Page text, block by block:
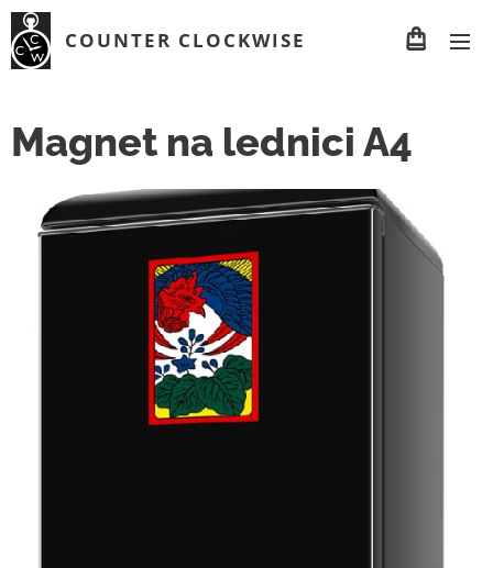
COUNTER CLOCKWISE
Magnet na lednici A4